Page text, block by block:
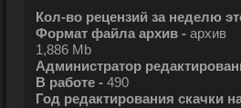
Кол-во рецензий за неделю
Формат файла архив - архив
1,886 Mb
Администратор
В работе - 490
Год редактирования скачки